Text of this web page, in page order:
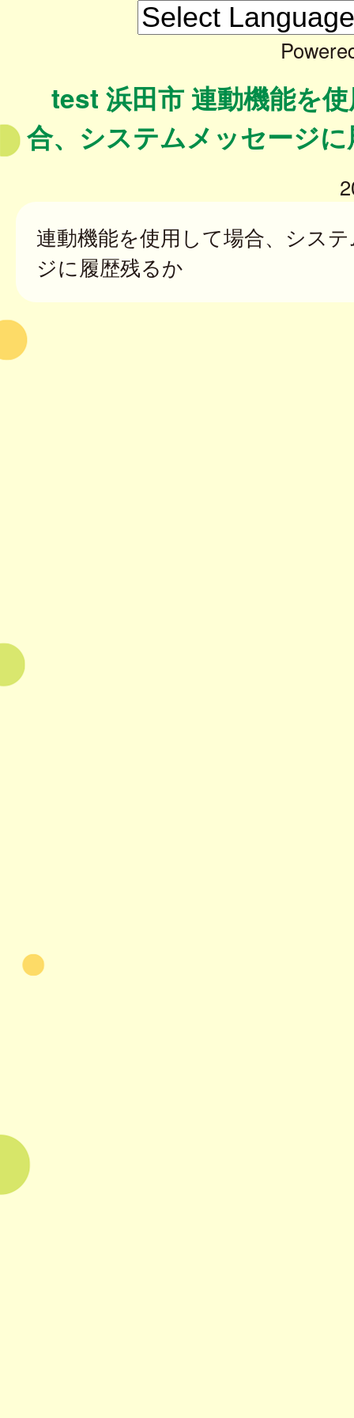
test 浜田市 連動機能を
合、システムメッセージ
連動機能を使用して場合、シス
ジに履歴残るか